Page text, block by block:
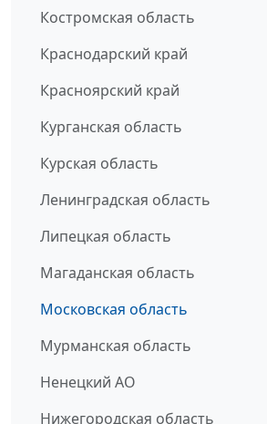
Костромская область
Краснодарский край
Красноярский край
Курганская область
Курская область
Ленинградская область
Липецкая область
Магаданская область
Московская область
Мурманская область
Ненецкий АО
Нижегородская область